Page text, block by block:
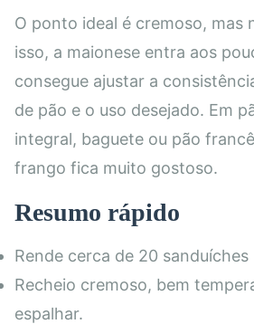
O ponto ideal é cremoso, mas
isso, a maionese entra aos
consegue ajustar a
de pão e o uso desejado. Em
integral, baguete ou pão
frango fica muito gostoso.
Resumo rápido
Rende cerca de 20 sanduíches
Recheio cremoso, bem
espalhar.